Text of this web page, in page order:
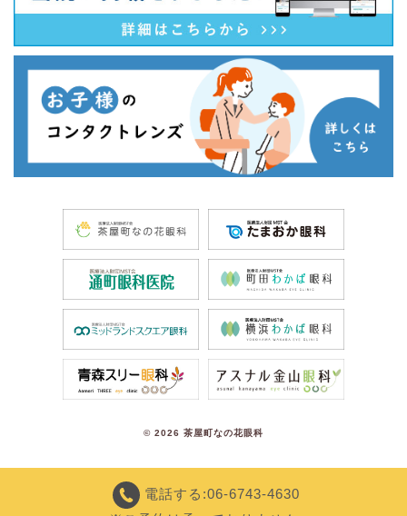
© 2026 茶屋町なの花眼科
電話する:06-6743-4630